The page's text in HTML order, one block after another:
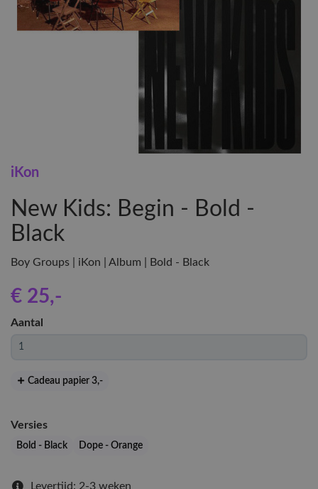
iKon
New Kids: Begin - Bold -
Black
Boy Groups | iKon | Album | Bold - Black
€ 25,-
Aantal
Cadeau papier 3,-
Versies
Bold - Black Dope - Orange
Levertijd: 2-3 weken